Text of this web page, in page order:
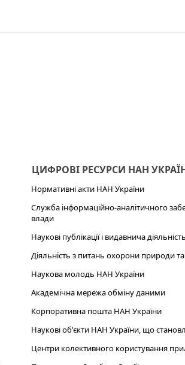
ЦИФРОВІ РЕСУРСИ НАН
Нормативні акти НАН України
Служба інформаційно-аналітичного
влади
Наукові публікації і видавнича діяльність
Діяльність з питань охорони природи
Наукова молодь НАН України
Академічна мережа обміну даними
Корпоративна пошта НАН України
Наукові об'єкти НАН України, що
Центри колективного користування